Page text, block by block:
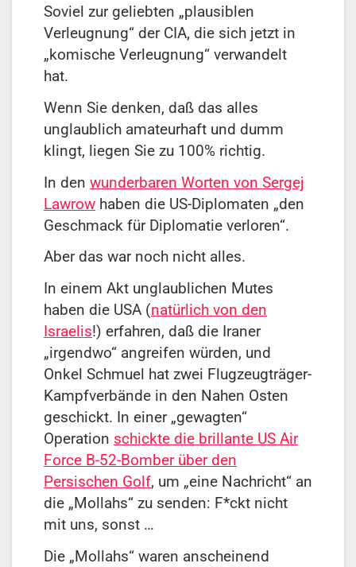
Soviel zur geliebten „plausiblen
Verleugnung“ der CIA, die sich jetzt in
„komische Verleugnung“ verwandelt
hat.
Wenn Sie denken, daß das alles
unglaublich amateurhaft und dumm
klingt, liegen Sie zu 100% richtig.
In den wunderbaren Worten von Sergej
Lawrow haben die US-Diplomaten „den
Geschmack für Diplomatie verloren“.
Aber das war noch nicht alles.
In einem Akt unglaublichen Mutes
haben die USA (natürlich von den
Israelis!) erfahren, daß die Iraner
„irgendwo“ angreifen würden, und
Onkel Schmuel hat zwei Flugzeugträger-
Kampfverbände in den Nahen Osten
geschickt. In einer „gewagten“
Operation schickte die brillante US Air
Force B-52-Bomber über den
Persischen Golf, um „eine Nachricht“ an
die „Mollahs“ zu senden: F*ckt nicht
mit uns, sonst …
Die „Mollahs“ waren anscheinend